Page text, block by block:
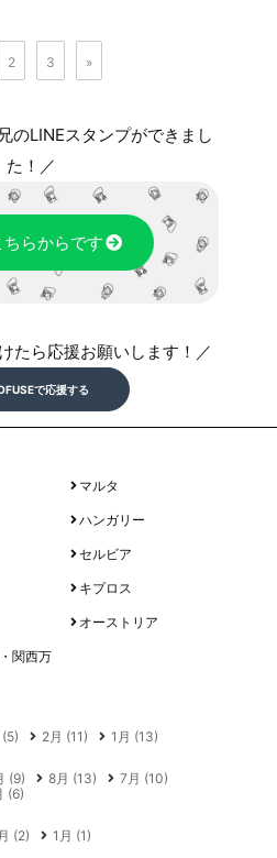
2 3 »
のLINEスタンプができまし
た！／
らからです
たら応援お願いします！／
マルタ
ハンガリー
セルビア
キプロス
オーストリア
関西万
2月 (11)
1月 (13)
(9) 8月 (13)
7月 (10)
(6)
(2)
1月 (1)